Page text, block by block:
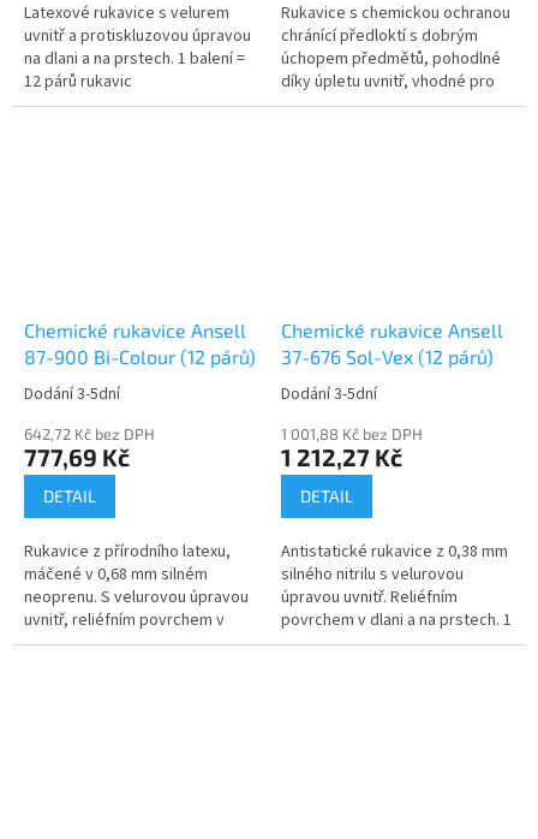
Latexové rukavice s velurem
uvnitř a protiskluzovou úpravou
na dlani a na prstech. 1 balení =
12 párů rukavic
Rukavice s chemickou ochranou
chránící předloktí s dobrým
úchopem předmětů, pohodlné
díky úpletu uvnitř, vhodné pro
všechny typy aplikací.
Chemické rukavice Ansell
87-900 Bi-Colour (12 párů)
Dodání 3-5dní
642,72 Kč bez DPH
777,69 Kč
DETAIL
Rukavice z přírodního latexu,
máčené v 0,68 mm silném
neoprenu. S velurovou úpravou
uvnitř, reliéfním povrchem v
dlani a na prstech. V...
Chemické rukavice Ansell
37-676 Sol-Vex (12 párů)
Dodání 3-5dní
1 001,88 Kč bez DPH
1 212,27 Kč
DETAIL
Antistatické rukavice z 0,38 mm
silného nitrilu s velurovou
úpravou uvnitř. Reliéfním
povrchem v dlani a na prstech. 1
balení = 12 párů...